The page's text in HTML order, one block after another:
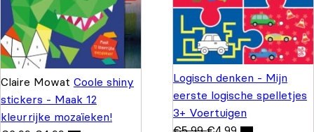
Claire Mowat Coole shiny
stickers - Maak 12
kleurrijke mozaïeken!
Logisch denken - Mijn
eerste logische spelletjes
3+ Voertuigen